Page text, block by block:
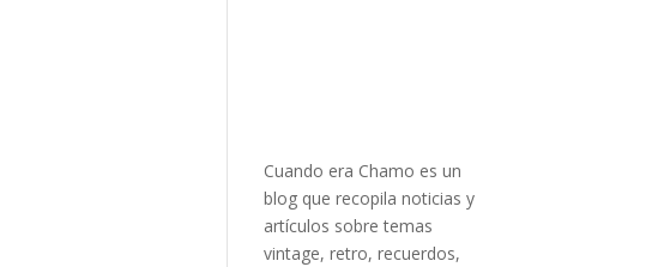
Cuando era Chamo es un
blog que recopila noticias y
artículos sobre temas
vintage, retro, recuerdos,